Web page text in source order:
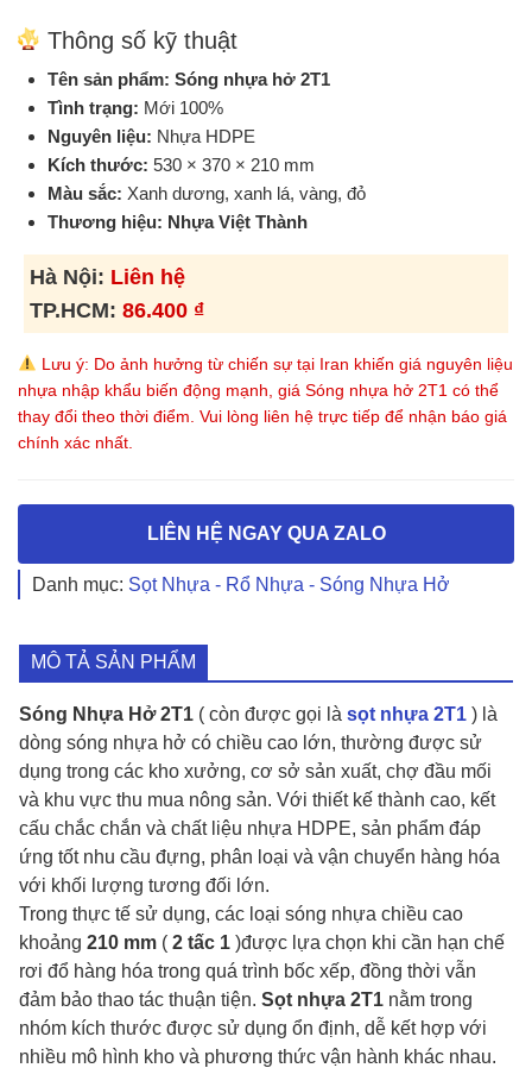
Thông số kỹ thuật
Tên sản phẩm: Sóng nhựa hở 2T1
Tình trạng: Mới 100%
Nguyên liệu: Nhựa HDPE
Kích thước: 530 × 370 × 210 mm
Màu sắc: Xanh dương, xanh lá, vàng, đỏ
Thương hiệu: Nhựa Việt Thành
Hà Nội: Liên hệ
TP.HCM: 86.400 ₫
Lưu ý: Do ảnh hưởng từ chiến sự tại Iran khiến giá nguyên liệu
nhựa nhập khẩu biến động mạnh, giá Sóng nhựa hở 2T1 có thể
thay đổi theo thời điểm. Vui lòng liên hệ trực tiếp để nhận báo giá
chính xác nhất.
LIÊN HỆ NGAY QUA ZALO
Danh mục: Sọt Nhựa - Rổ Nhựa - Sóng Nhựa Hở
MÔ TẢ SẢN PHẨM
Sóng Nhựa Hở 2T1 ( còn được gọi là sọt nhựa 2T1 ) là
dòng sóng nhựa hở có chiều cao lớn, thường được sử
dụng trong các kho xưởng, cơ sở sản xuất, chợ đầu mối
và khu vực thu mua nông sản. Với thiết kế thành cao, kết
cấu chắc chắn và chất liệu nhựa HDPE, sản phẩm đáp
ứng tốt nhu cầu đựng, phân loại và vận chuyển hàng hóa
với khối lượng tương đối lớn.
Trong thực tế sử dụng, các loại sóng nhựa chiều cao
khoảng 210 mm ( 2 tấc 1 )được lựa chọn khi cần hạn chế
rơi đổ hàng hóa trong quá trình bốc xếp, đồng thời vẫn
đảm bảo thao tác thuận tiện. Sọt nhựa 2T1 nằm trong
nhóm kích thước được sử dụng ổn định, dễ kết hợp với
nhiều mô hình kho và phương thức vận hành khác nhau.